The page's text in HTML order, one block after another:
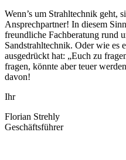
Wenn’s um Strahltechnik geht,
Ansprechpartner! In diesem
freundliche Fachberatung rund
Sandstrahltechnik. Oder wie es
ausgedrückt hat: „Euch zu
fragen, könnte aber teuer
davon!
Ihr
Florian Strehly
Geschäftsführer